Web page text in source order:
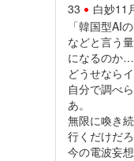
33 白妙11
「韓国型AI
などと言う
になるのか…
どうせなら
自分で調べ
あ。
無限に喚き
行くだけだろ
今の電波妄